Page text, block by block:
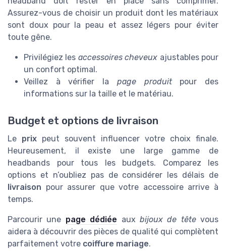
Assurez-vous de choisir un produit dont les matériaux
sont doux pour la peau et assez légers pour éviter
toute gêne.
Privilégiez les accessoires cheveux ajustables pour
un confort optimal.
Veillez à vérifier la page produitpour des
informations sur la taille et le matériau.
Budget et options de livraison
Le prix peut souvent influencer votre choix finale.
Heureusement, il existe une large gamme de
headbands pour tous les budgets. Comparez les
options et n’oubliez pas de considérer les délais de
livraison pour assurer que votre accessoire arrive à
temps.
Parcourir une page dédiée aux bijoux de têtevous
aidera à découvrir des pièces de qualité qui complètent
parfaitement votre coiffure mariage.